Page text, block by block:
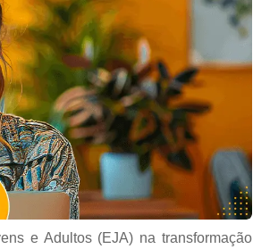
e Adultos (EJA) na transformação